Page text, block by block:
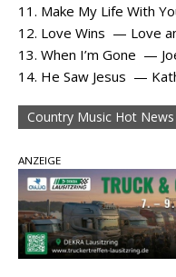
11. Make My Life With
12. Love Wins — Love
13. When I’m Gone —
14. He Saw Jesus —
Country Music Hot News
ANZEIGE